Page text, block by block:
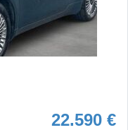
22.590 €